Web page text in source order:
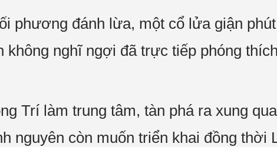
phương đánh lừa, một cổ lửa giận phút
không nghĩ ngợi đã trực tiếp phóng
Trí làm trung tâm, tàn phá ra xung
nguyên còn muốn triển khai đồng thời